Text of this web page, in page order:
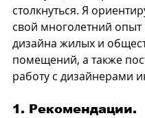
столкнуться. Я
свой многолетний опыт
дизайна жилых и
помещений, а также
работу с дизайнерами
1. Рекомендации.